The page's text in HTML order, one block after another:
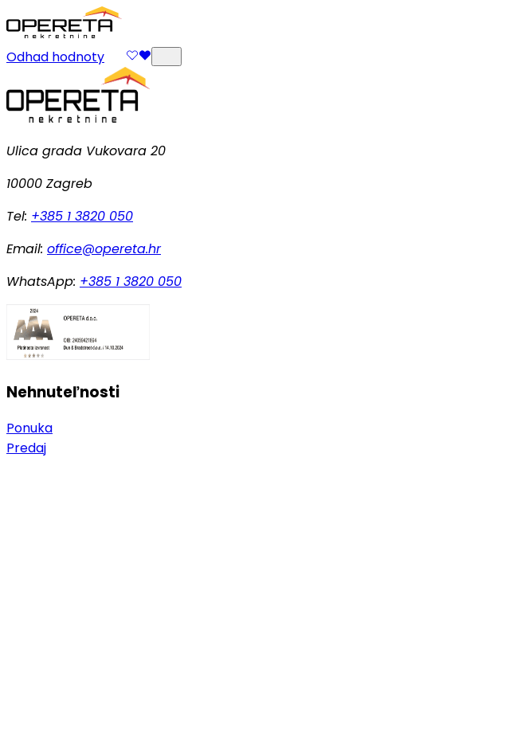
Odhad hodnoty
Ulica grada Vukovara 20
10000 Zagreb
Tel: +385 1 3820 050
Email: office@opereta.hr
WhatsApp: +385 1 3820 050
Nehnuteľnosti
Ponuka
Predaj